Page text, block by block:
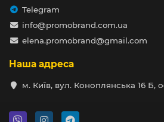
Telegram
info@promobrand.com.ua
elena.promobrand@gmail.com
Наша адреса
м. Київ, вул. Коноплянська 16 Б,